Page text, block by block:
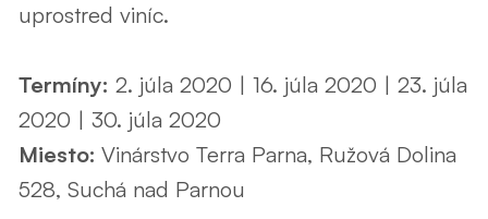
uprostred viníc.
Termíny: 2. júla 2020 | 16. júla 2020 | 23. júla
2020 | 30. júla 2020
Miesto: Vinárstvo Terra Parna, Ružová Dolina
528, Suchá nad Parnou